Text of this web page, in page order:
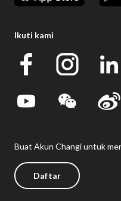
Ikuti kami
Buat Akun Changi untuk
Daftar